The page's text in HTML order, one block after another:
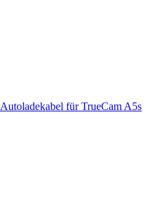
Autoladekabel für TrueCam A5s